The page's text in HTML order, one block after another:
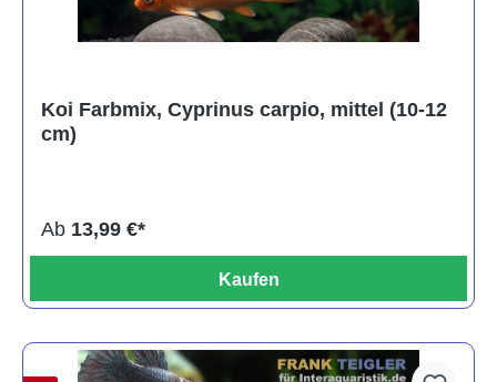
Koi Farbmix, Cyprinus carpio, mittel (10-12
cm)
Ab 13,99 €*
Kaufen